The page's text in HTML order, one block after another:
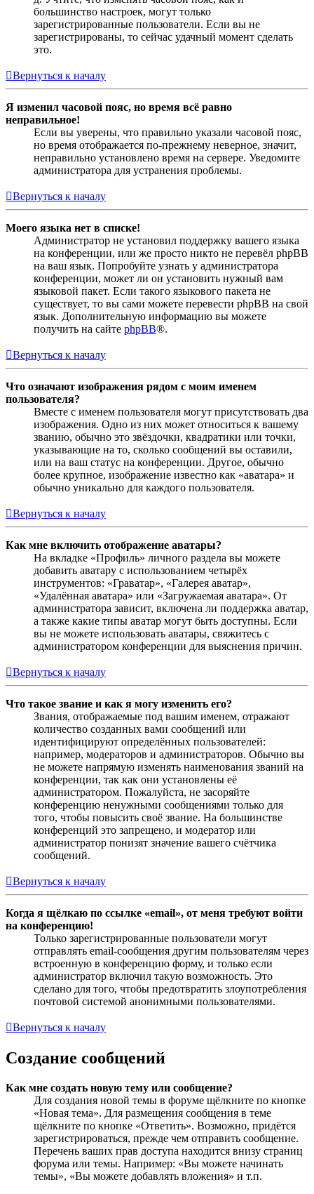
большинство настроек, могут только
зарегистрированные пользователи. Если вы не
зарегистрированы, то сейчас удачный момент сделать
это.
Вернуться к началу
Я изменил часовой пояс, но время всё равно
неправильное!
Если вы уверены, что правильно указали часовой пояс,
но время отображается по-прежнему неверное, значит,
неправильно установлено время на сервере. Уведомите
администратора для устранения проблемы.
Вернуться к началу
Моего языка нет в списке!
Администратор не установил поддержку вашего языка
на конференции, или же просто никто не перевёл phpBB
на ваш язык. Попробуйте узнать у администратора
конференции, может ли он установить нужный вам
языковой пакет. Если такого языкового пакета не
существует, то вы сами можете перевести phpBB на свой
язык. Дополнительную информацию вы можете
получить на сайте phpBB®.
Вернуться к началу
Что означают изображения рядом с моим именем
пользователя?
Вместе с именем пользователя могут присутствовать два
изображения. Одно из них может относиться к вашему
званию, обычно это звёздочки, квадратики или точки,
указывающие на то, сколько сообщений вы оставили,
или на ваш статус на конференции. Другое, обычно
более крупное, изображение известно как «аватара» и
обычно уникально для каждого пользователя.
Вернуться к началу
Как мне включить отображение аватары?
На вкладке «Профиль» личного раздела вы можете
добавить аватару с использованием четырёх
инструментов: «Граватар», «Галерея аватар»,
«Удалённая аватара» или «Загружаемая аватара». От
администратора зависит, включена ли поддержка аватар,
а также какие типы аватар могут быть доступны. Если
вы не можете использовать аватары, свяжитесь с
администратором конференции для выяснения причин.
Вернуться к началу
Что такое звание и как я могу изменить его?
Звания, отображаемые под вашим именем, отражают
количество созданных вами сообщений или
идентифицируют определённых пользователей:
например, модераторов и администраторов. Обычно вы
не можете напрямую изменять наименования званий на
конференции, так как они установлены её
администратором. Пожалуйста, не засоряйте
конференцию ненужными сообщениями только для
того, чтобы повысить своё звание. На большинстве
конференций это запрещено, и модератор или
администратор понизят значение вашего счётчика
сообщений.
Вернуться к началу
Когда я щёлкаю по ссылке «email», от меня требуют войти
на конференцию!
Только зарегистрированные пользователи могут
отправлять email-сообщения другим пользователям через
встроенную в конференцию форму, и только если
администратор включил такую возможность. Это
сделано для того, чтобы предотвратить злоупотребления
почтовой системой анонимными пользователями.
Вернуться к началу
Создание сообщений
Как мне создать новую тему или сообщение?
Для создания новой темы в форуме щёлкните по кнопке
«Новая тема». Для размещения сообщения в теме
щёлкните по кнопке «Ответить». Возможно, придётся
зарегистрироваться, прежде чем отправить сообщение.
Перечень ваших прав доступа находится внизу страниц
форума или темы. Например: «Вы можете начинать
темы», «Вы можете добавлять вложения» и т.п.